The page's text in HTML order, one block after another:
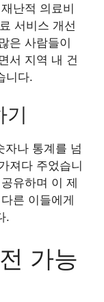
난적 의료비
서비스 개선
은 사람들이
서 지역 내 건
니다.
기
자나 통계를 넘
져다 주었습니
유하며 이 제
른 이들에게
.
가능